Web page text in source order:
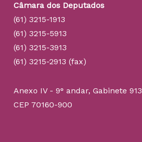
Câmara dos Deputados
(61) 3215-1913
(61) 3215-5913
(61) 3215-3913
(61) 3215-2913 (fax)
Anexo IV - 9° andar, Gabinete 913
CEP 70160-900